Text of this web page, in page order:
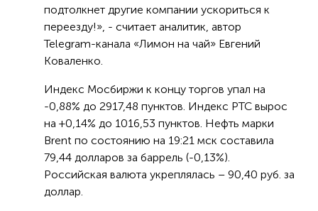
подтолкнет другие компании ускориться к
переезду!», - считает аналитик, автор
Telegram-канала «Лимон на чай» Евгений
Коваленко.
Индекс Мосбиржи к концу торгов упал на
-0,88% до 2917,48 пунктов. Индекс РТС вырос
на +0,14% до 1016,53 пунктов. Нефть марки
Brent по состоянию на 19:21 мск составила
79,44 долларов за баррель (-0,13%).
Российская валюта укреплялась – 90,40 руб. за
доллар.